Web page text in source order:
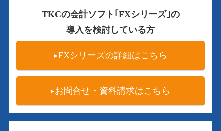
TKCの会計ソフト｢FXシリーズ｣の
導入を検討している方
FXシリーズの詳細はこちら
お問合せ・資料請求はこちら